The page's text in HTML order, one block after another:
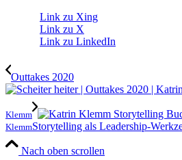
Link zu Xing
Link zu X
Link zu LinkedIn
Outtakes 2020
Klemm
KlemmStorytelling als Leadership-
Nach oben scrollen